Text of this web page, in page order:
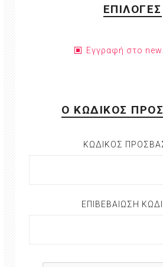
ΕΠΙΛΟΓΈΣ
Εγγραφή στο
Ο ΚΩΔΙΚΌΣ
ΚΩΔΙΚΌΣ
ΕΠΙΒΕΒΑΊΩΣΗ